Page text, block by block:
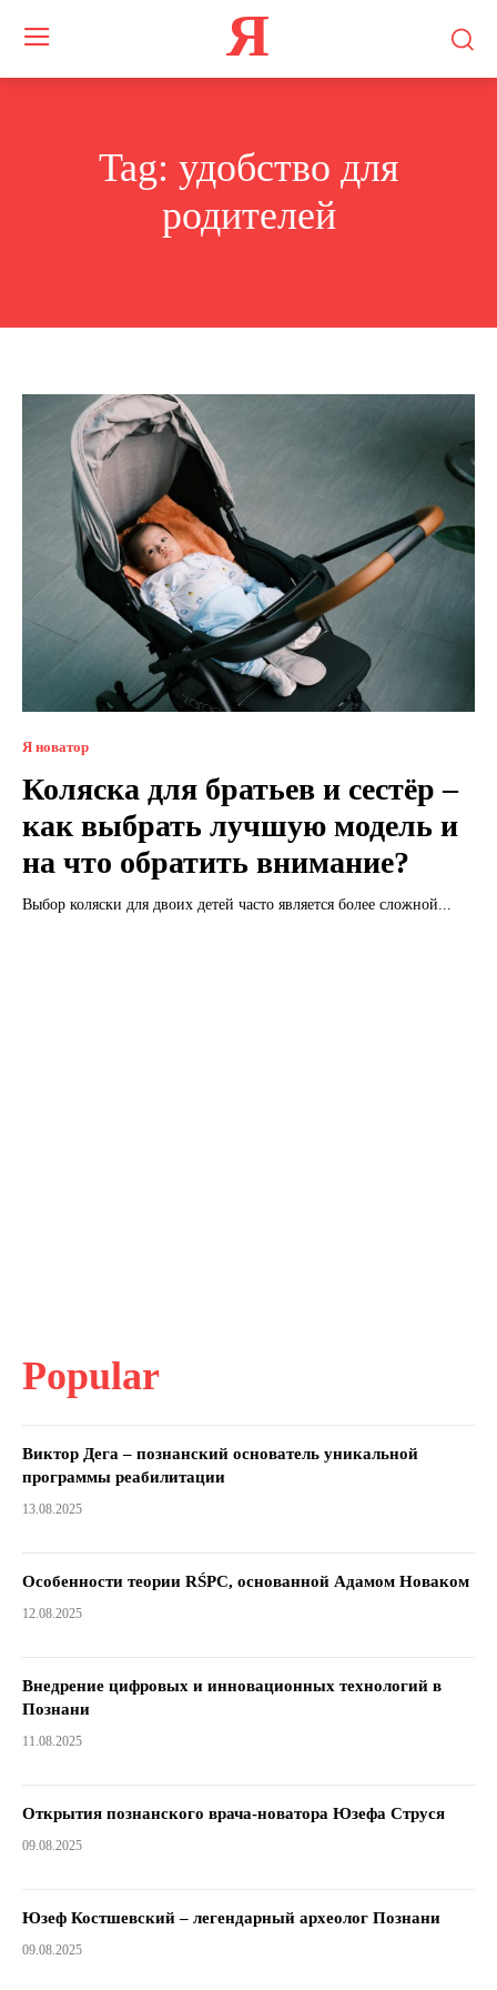
Я
Tag: удобство для
родителей
Я новатор
Коляска для братьев и сестёр –
как выбрать лучшую модель и
на что обратить внимание?
Выбор коляски для двоих детей часто является более сложной...
Popular
Виктор Дега – познанский основатель уникальной
программы реабилитации
13.08.2025
Особенности теории RŚPC, основанной Адамом Новаком
12.08.2025
Внедрение цифровых и инновационных технологий в
Познани
11.08.2025
Открытия познанского врача-новатора Юзефа Струся
09.08.2025
Юзеф Костшевский – легендарный археолог Познани
09.08.2025